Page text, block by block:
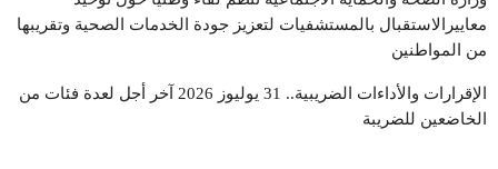
معاييرالاستقبال بالمستشفيات لتعزيز جودة الخدمات الصحية وتقريبها
من المواطنين
الإقرارات والأداءات الضريبية.. 31 يوليوز 2026 آخر أجل لعدة فئات من
الخاضعين للضريبة